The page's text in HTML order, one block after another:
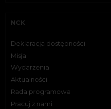
NCK
Deklaracja dostępności
Misja
Wydarzenia
Aktualności
Rada programowa
Pracuj z nami